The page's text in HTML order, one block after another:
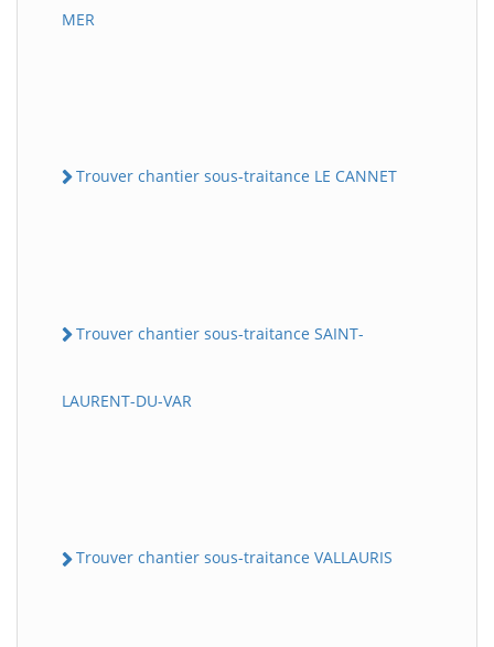
MER
Trouver chantier sous-traitance LE CANNET
Trouver chantier sous-traitance SAINT-
LAURENT-DU-VAR
Trouver chantier sous-traitance VALLAURIS